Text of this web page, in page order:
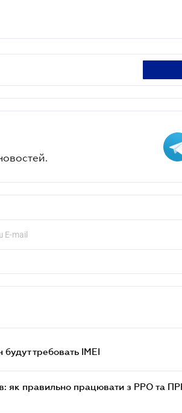
требовать IMEI
як правильно працювати з РРО та